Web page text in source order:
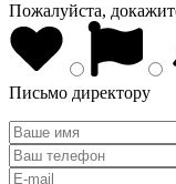
Пожалуйста,
Письмо директору